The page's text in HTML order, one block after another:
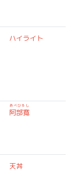
ハイライト
阿部寛
あべひろし
天丼